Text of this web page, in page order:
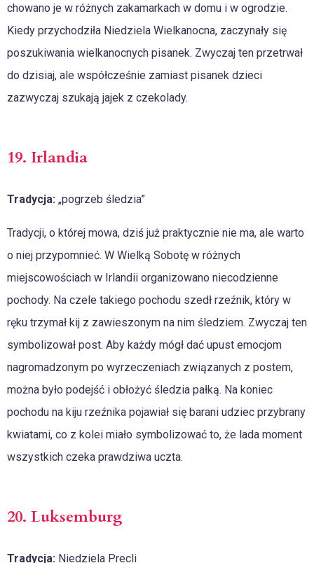
chowano je w różnych zakamarkach w domu i w ogrodzie.
Kiedy przychodziła Niedziela Wielkanocna, zaczynały się
poszukiwania wielkanocnych pisanek. Zwyczaj ten przetrwał
do dzisiaj, ale współcześnie zamiast pisanek dzieci
zazwyczaj szukają jajek z czekolady.
19. Irlandia
Tradycja: „pogrzeb śledzia”
Tradycji, o której mowa, dziś już praktycznie nie ma, ale warto
o niej przypomnieć. W Wielką Sobotę w różnych
miejscowościach w Irlandii organizowano niecodzienne
pochody. Na czele takiego pochodu szedł rzeźnik, który w
ręku trzymał kij z zawieszonym na nim śledziem. Zwyczaj ten
symbolizował post. Aby każdy mógł dać upust emocjom
nagromadzonym po wyrzeczeniach związanych z postem,
można było podejść i obłożyć śledzia pałką. Na koniec
pochodu na kiju rzeźnika pojawiał się barani udziec przybrany
kwiatami, co z kolei miało symbolizować to, że lada moment
wszystkich czeka prawdziwa uczta.
20. Luksemburg
Tradycja: Niedziela Precli